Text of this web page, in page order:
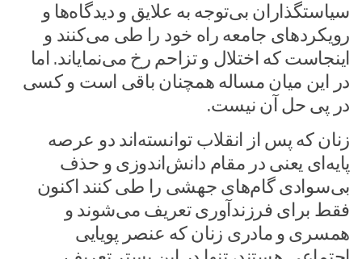
سیاستگذاران بی‌توجه به علایق و دیدگاه‌ها و
رویکردهای جامعه راه خود را طی می‌کنند و
اینجاست که اختلال و تزاحم رخ می‌نمایاند. اما
در این میان مساله همچنان باقی است و کسی
در پی حل آن نیست.
زنان که پس از انقلاب توانسته‌اند دو عرصه
پایه‌ای یعنی در مقام دانش‌اندوزی و حذف
بی‌سوادی گام‌های جهشی را طی کنند اکنون
فقط برای فرزندآوری تعریف می‌شوند و
همسری و مادری زنان که عنصر پویایی